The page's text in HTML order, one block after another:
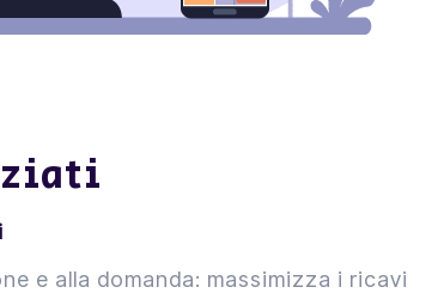
e alla domanda: massimizza i ricavi